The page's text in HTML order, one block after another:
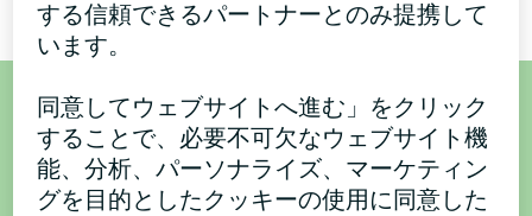
ご購入またはご質問はこち
ら
する信頼できるパートナーとのみ提携して
います。
同意してウェブサイトへ進む」をクリック
することで、必要不可欠なウェブサイト機
能、分析、パーソナライズ、マーケティン
グを目的としたクッキーの使用に同意した